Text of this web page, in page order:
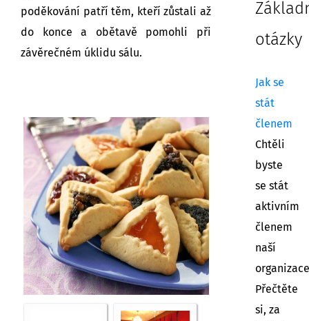
poděkování patří těm, kteří zůstali až
do konce a obětavě pomohli při
závěrečném úklidu sálu.
otázky
Jak se
stát
členem
Chtěli
byste
se stát
aktivním
členem
naší
Přečtěte
si, za